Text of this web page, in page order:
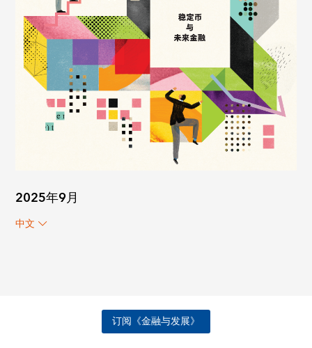
2025年9月
中文
订阅《金融与发展》